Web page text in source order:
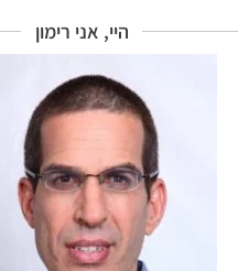
היי, אני רימון